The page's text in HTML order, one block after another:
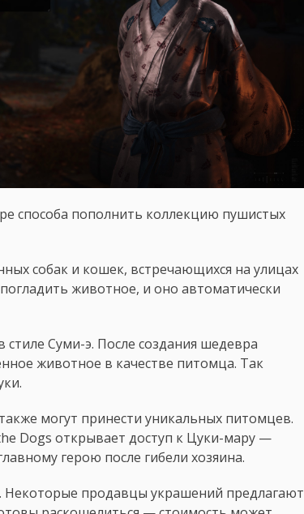
способа пополнить коллекцию пушистых
собак и кошек, встречающихся на улицах
животное, и оно автоматически
Суми-э. После создания шедевра
животное в качестве питомца. Так
могут принести уникальных питомцев.
Dogs открывает доступ к Цуки-мару —
герою после гибели хозяина.
Некоторые продавцы украшений предлагают